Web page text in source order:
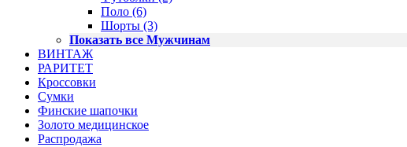
Поло (6)
Шорты (3)
Показать все Мужчинам
ВИНТАЖ
РАРИТЕТ
Кроссовки
Сумки
Финские шапочки
Золото медицинское
Распродажа